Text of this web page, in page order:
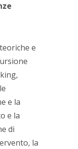
e
e la
e la
di
la